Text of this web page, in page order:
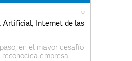
0
Artificial, Internet de las
en el mayor desafío
empresa